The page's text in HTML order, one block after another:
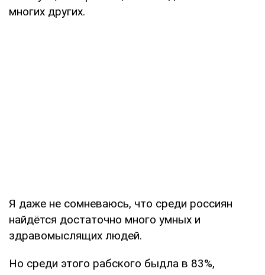
многих других.
Я даже не сомневаюсь, что среди россиян
найдётся достаточно много умных и
здравомыслящих людей.
Но среди этого рабского быдла в 83%,